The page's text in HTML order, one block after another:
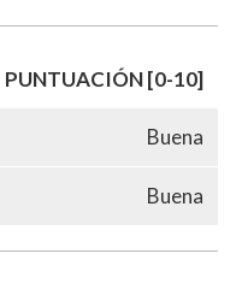
PUNTUACIÓN [0-10]
Buena
Buena